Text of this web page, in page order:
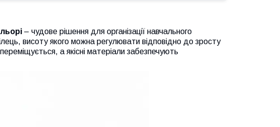
– чудове рішення для організації навчального
висоту якого можна регулювати відповідно до зросту
а якісні матеріали забезпечують